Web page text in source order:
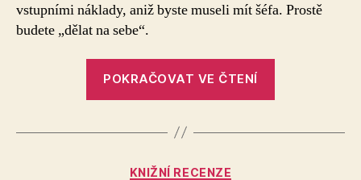
vstupními náklady, aniž byste museli mít šéfa. Prostě
budete „dělat na sebe“.
POKRAČOVAT VE ČTENÍ
je
Rubriky
KNIŽNÍ RECENZE